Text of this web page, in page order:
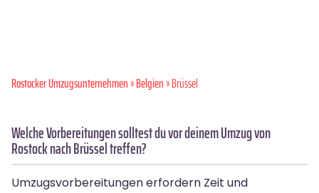
Rostocker Umzugsunternehmen»Belgien» Brüssel
Welche Vorbereitungen solltest du vor deinem Umzug von
Rostock nach Brüssel treffen?
Umzugsvorbereitungen erfordern Zeit und